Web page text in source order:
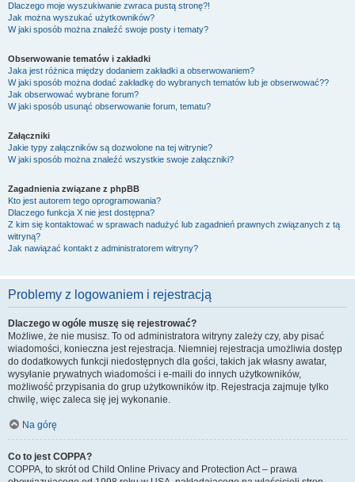
Dlaczego moje wyszukiwanie zwraca pustą stronę?!
Jak można wyszukać użytkowników?
W jaki sposób można znaleźć swoje posty i tematy?
Obserwowanie tematów i zakładki
Jaka jest różnica między dodaniem zakładki a obserwowaniem?
W jaki sposób można dodać zakładkę do wybranych tematów lub je obserwować??
Jak obserwować wybrane forum?
W jaki sposób usunąć obserwowanie forum, tematu?
Załączniki
Jakie typy załączników są dozwolone na tej witrynie?
W jaki sposób można znaleźć wszystkie swoje załączniki?
Zagadnienia związane z phpBB
Kto jest autorem tego oprogramowania?
Dlaczego funkcja X nie jest dostępna?
Z kim się kontaktować w sprawach nadużyć lub zagadnień prawnych związanych z tą
witryną?
Jak nawiązać kontakt z administratorem witryny?
Problemy z logowaniem i rejestracją
Dlaczego w ogóle muszę się rejestrować?
Możliwe, że nie musisz. To od administratora witryny zależy czy, aby pisać
wiadomości, konieczna jest rejestracja. Niemniej rejestracja umożliwia dostęp
do dodatkowych funkcji niedostępnych dla gości, takich jak własny awatar,
wysyłanie prywatnych wiadomości i e-maili do innych użytkowników,
możliwość przypisania do grup użytkowników itp. Rejestracja zajmuje tylko
chwilę, więc zaleca się jej wykonanie.
Na górę
Co to jest COPPA?
COPPA, to skrót od Child Online Privacy and Protection Act – prawa